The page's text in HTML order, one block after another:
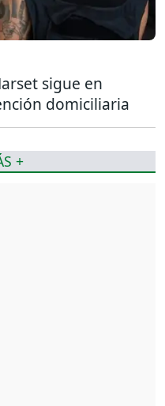
sigue en
domiciliaria
+